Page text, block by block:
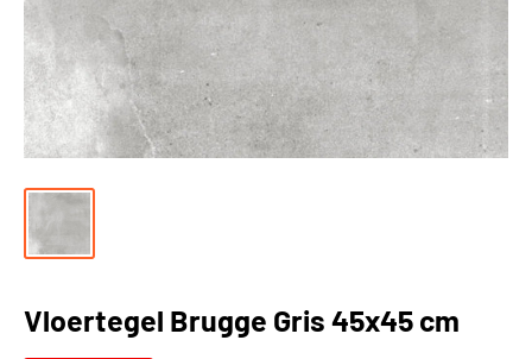
Vloertegel Brugge Gris 45x45 cm